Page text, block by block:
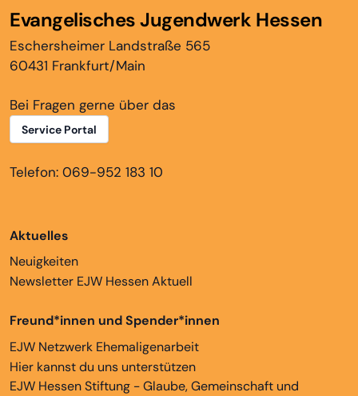
Evangelisches Jugendwerk Hessen
Eschersheimer Landstraße 565
60431 Frankfurt/Main
Bei Fragen gerne über das
Service Portal
Telefon: 069-952 183 10
Aktuelles
Neuigkeiten
Newsletter EJW Hessen Aktuell
Freund*innen und Spender*innen
EJW Netzwerk Ehemaligenarbeit
Hier kannst du uns unterstützen
EJW Hessen Stiftung - Glaube, Gemeinschaft und